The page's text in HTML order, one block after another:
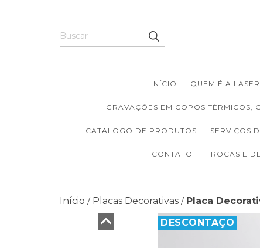
INÍCIO QUEM É A
GRAVAÇÕES EM COPOS TÉRMICOS,
CATALOGO DE PRODUTOS SERVIÇOS
CONTATO TROCAS E
Início / Placas Decorativas / Placa
DESCONTAÇO